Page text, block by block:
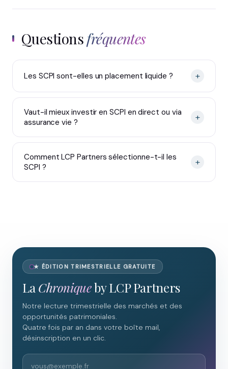
Questionsfréquentes
Les SCPI sont-elles un placement liquide ? +
Vaut-il mieux investir en SCPI en direct ou via
assurance vie ?
+
Comment LCP Partners sélectionne-t-il les
SCPI ?
+
★ ÉDITION TRIMESTRIELLE GRATUITE
La Chroniqueby LCP Partners
Notre lecture trimestrielle des marchés et des
opportunités patrimoniales.
Quatre fois par an dans votre boîte mail,
désinscription en un clic.